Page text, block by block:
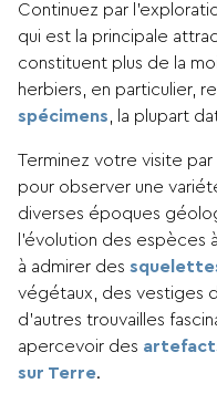
Continuez par
qui est la principale
constituent plus de la
herbiers, en particulier,
spécimens , la plupart
Terminez votre visite par
pour observer une
diverses époques
l’évolution des espèces
à admirer des
végétaux, des vestiges
d’autres trouvailles
apercevoir des
sur Terre.